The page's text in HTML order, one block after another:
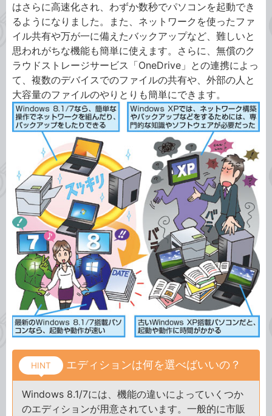
はさらに高速化され、わずか数秒でパソコンを起動でき
るようになりました。また、ネットワークを使ったファ
イル共有や万が一に備えたバックアップなど、難しいと
思われがちな機能も簡単に使えます。さらに、無償のク
ラウドストレージサービス「OneDrive」との連携によっ
て、複数のデバイスでのファイルの共有や、外部の人と
大容量のファイルのやりとりも簡単にできます。
HINT エディションは何を選べばいいの？
Windows 8.1/7には、機能の違いによっていくつか
のエディションが用意されています。一般的に市販